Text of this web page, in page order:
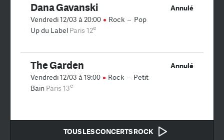
Annulé
Dana Gavanski
Vendredi 12/03 à 20:00 Rock – Pop
Up du Label Paris 12e
Annulé
The Garden
Vendredi 12/03 à 19:00 Rock – Petit
Bain Paris 13e
TOUS LES CONCERTS ROCK